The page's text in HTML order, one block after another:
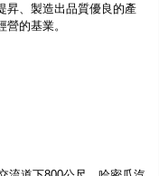
)
昇、製造出品質優良的產
的基業。